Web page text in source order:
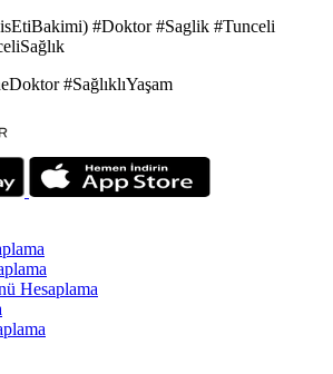
#Doktor #Saglik #Tunceli
#SağlıklıYaşam
Hesaplama